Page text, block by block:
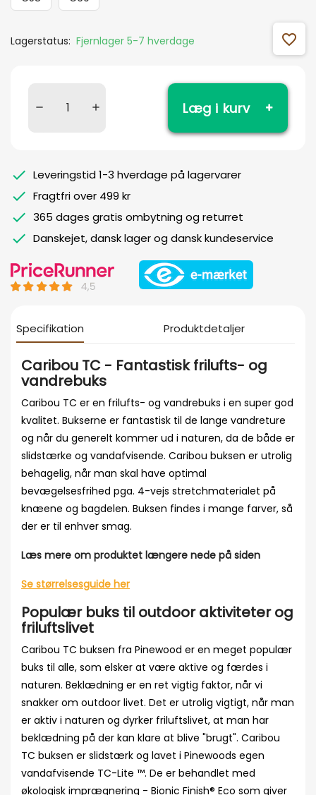
Lagerstatus: Fjernlager 5-7 hverdage favorite_outline
Læg i kurv
Leveringstid 1-3 hverdage på lagervarer
Fragtfri over 499 kr
365 dages gratis ombytning og returret
Danskejet, dansk lager og dansk kundeservice
Specifikation Produktdetaljer
Caribou TC - Fantastisk frilufts- og
vandrebuks
Caribou TC er en frilufts- og vandrebuks i en super god
kvalitet. Bukserne er fantastisk til de lange vandreture
og når du generelt kommer ud i naturen, da de både er
slidstærke og vandafvisende. Caribou buksen er utrolig
behagelig, når man skal have optimal
bevægelsesfrihed pga. 4-vejs stretchmaterialet på
knæene og bagdelen. Buksen findes i mange farver, så
der er til enhver smag.
Læs mere om produktet længere nede på siden
Se størrelsesguide her
Populær buks til outdoor aktiviteter og
friluftslivet
Caribou TC buksen fra Pinewood er en meget populær
buks til alle, som elsker at være aktive og færdes i
naturen. Beklædning er en ret vigtig faktor, når vi
snakker om outdoor livet. Det er utrolig vigtigt, når man
er aktiv i naturen og dyrker friluftslivet, at man har
beklædning på der kan klare at blive "brugt". Caribou
TC buksen er slidstærk og lavet i Pinewoods egen
vandafvisende TC-Lite ™. De er behandlet med
økologisk imprægnering - Bionic Finish® Eco som giver